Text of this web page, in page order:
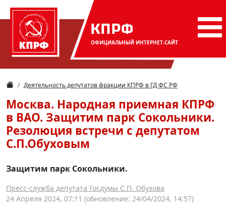
КПРФ
ОФИЦИАЛЬНЫЙ ИНТЕРНЕТ-САЙТ
Деятельность депутатов фракции КПРФ в ГД ФС РФ
Москва. Народная приемная КПРФ
в ВАО. Защитим парк Сокольники.
Резолюция встречи с депутатом
С.П.Обуховым
Защитим парк Сокольники.
Пресс-служба депутата Госдумы С.П. Обухова
24 Апреля 2024, 07:11 (обновление: 24/04/2024, 14:57)